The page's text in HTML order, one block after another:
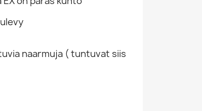
naarmuja ( tuntuvat siis